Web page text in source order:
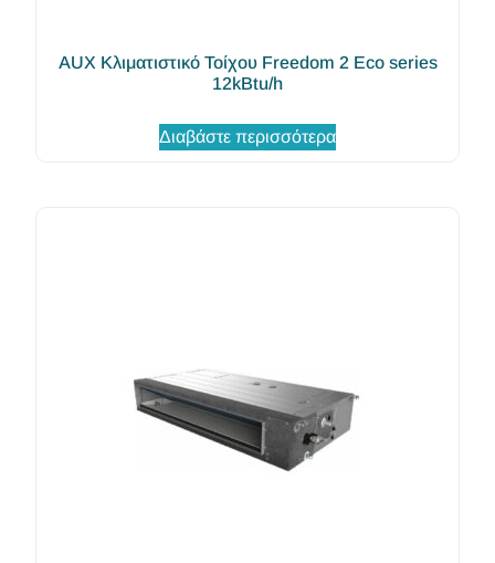
AUX Κλιματιστικό Τοίχου Freedom 2 Eco series
12kBtu/h
Διαβάστε περισσότερα